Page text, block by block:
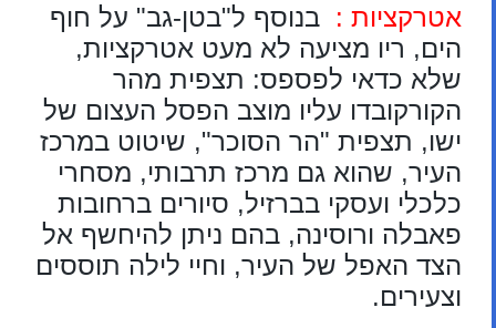
אטרקציות : בנוסף ל"בטן-גב" על חוף
הים, ריו מציעה לא מעט אטרקציות,
שלא כדאי לפספס: תצפית מהר
הקורקובדו עליו מוצב הפסל העצום של
ישו, תצפית "הר הסוכר", שיטוט במרכז
העיר, שהוא גם מרכז תרבותי, מסחרי
כלכלי ועסקי בברזיל, סיורים ברחובות
פאבלה ורוסינה, בהם ניתן להיחשף אל
הצד האפל של העיר, וחיי לילה תוססים
וצעירים.